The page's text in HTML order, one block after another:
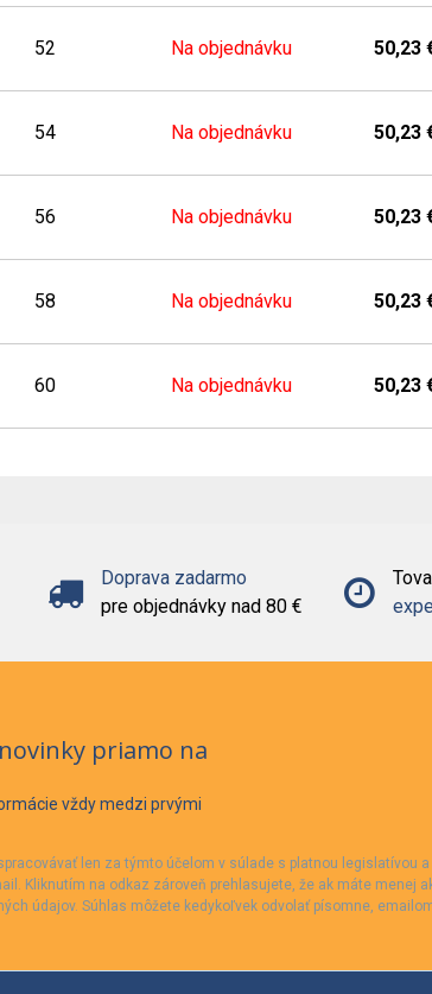
52 Na objednávku 50,23
54 Na objednávku 50,23
56 Na objednávku 50,23
58 Na objednávku 50,23
60 Na objednávku 50,23
Doprava zadarmo
pre objednávky nad 80 €
priamo na
vždy medzi prvými
len za týmto účelom v súlade s platnou legislatívou a
Kliknutím na odkaz zároveň prehlasujete, že ak máte menej
údajov. Súhlas môžete kedykoľvek odvolať písomne,